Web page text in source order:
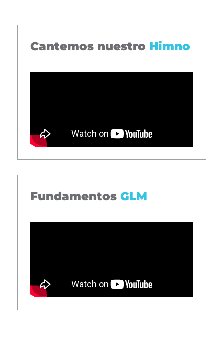
Cantemos nuestro Himno
Fundamentos GLM